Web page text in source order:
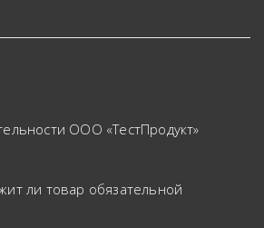
ООО «ТестПродукт»
ли товар обязательной